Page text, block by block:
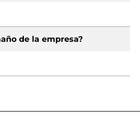
de la empresa?